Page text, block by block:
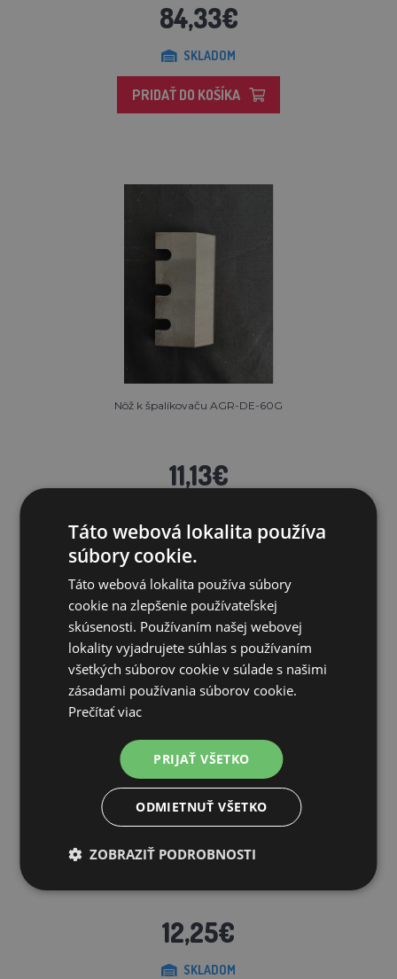
84,33€
SKLADOM
PRIDAŤ DO KOŠÍKA
Nôž k špalíkovaču AGR-DE-60G
11,13€
PRIDAŤ DO KOŠÍKA
Nôž k špalíkovaču AGR-DE-80G (7HP)
12,25€
SKLADOM
Táto webová lokalita používa
súbory cookie.
Táto webová lokalita používa súbory
cookie na zlepšenie používateľskej
skúsenosti. Používaním našej webovej
lokality vyjadrujete súhlas s používaním
všetkých súborov cookie v súlade s našimi
zásadami používania súborov cookie.
Prečítať viac
PRIJAŤ VŠETKO
ODMIETNUŤ VŠETKO
ZOBRAZIŤ PODROBNOSTI